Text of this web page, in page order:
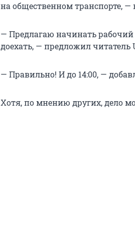
на общественном транспорте,
— Предлагаю начинать рабочий
доехать, — предложил читатель
— Правильно! И до 14:00, —
Хотя, по мнению других, дело